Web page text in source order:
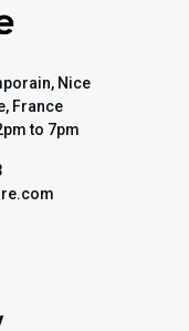
Nice
France
to 7pm